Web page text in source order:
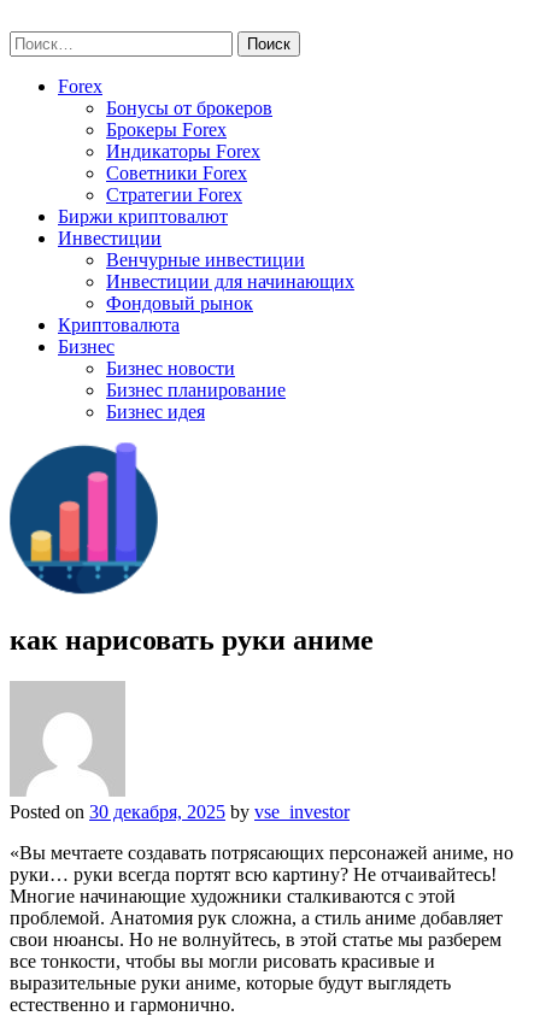
to
content
Найти:
Forex
Бонусы от брокеров
Брокеры Forex
Индикаторы Forex
Советники Forex
Стратегии Forex
Биржи криптовалют
Инвестиции
Венчурные инвестиции
Инвестиции для начинающих
Фондовый рынок
Криптовалюта
Бизнес
Бизнес новости
Бизнес планирование
Бизнес идея
как нарисовать руки аниме
Posted on 30 декабря, 2025 by vse_investor
«Вы мечтаете создавать потрясающих персонажей аниме, но
руки… руки всегда портят всю картину? Не отчаивайтесь!
Многие начинающие художники сталкиваются с этой
проблемой. Анатомия рук сложна, а стиль аниме добавляет
свои нюансы. Но не волнуйтесь, в этой статье мы разберем
все тонкости, чтобы вы могли рисовать красивые и
выразительные руки аниме, которые будут выглядеть
естественно и гармонично.